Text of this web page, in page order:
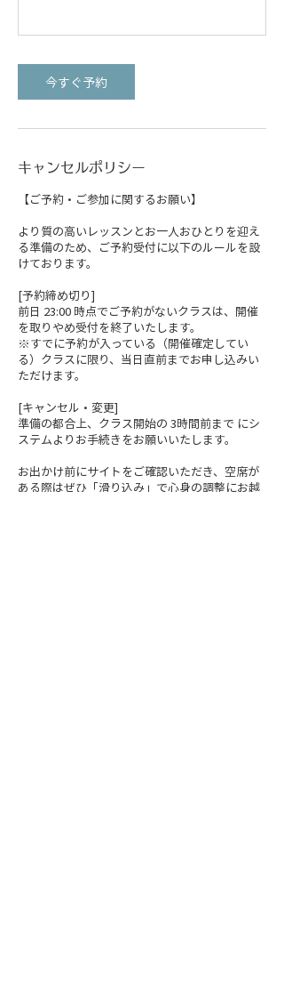
今すぐ予約
キャンセルポリシー
【ご予約・ご参加に関するお願い】
より質の高いレッスンとお一人おひとりを迎え
る準備のため、ご予約受付に以下のルールを設
けております。
[予約締め切り]
前日 23:00 時点でご予約がないクラスは、開催
を取りやめ受付を終了いたします。
※すでに予約が入っている（開催確定してい
る）クラスに限り、当日直前までお申し込みい
ただけます。
[キャンセル・変更]
準備の都合上、クラス開始の 3時間前まで にシ
ステムよりお手続きをお願いいたします。
お出かけ前にサイトをご確認いただき、空席が
ある際はぜひ「滑り込み」で心身の調整にお越